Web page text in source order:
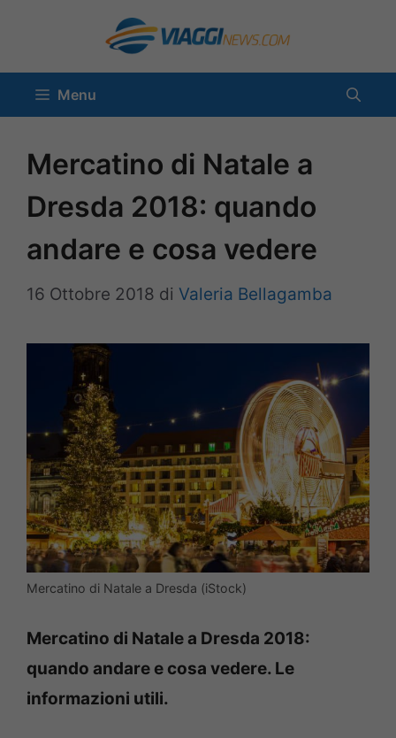
contenuto
Menu
Mercatino di Natale a
Dresda 2018: quando
andare e cosa vedere
16 Ottobre 2018 di Valeria Bellagamba
Mercatino di Natale a Dresda (iStock)
Mercatino di Natale a Dresda 2018:
quando andare e cosa vedere. Le
informazioni utili.